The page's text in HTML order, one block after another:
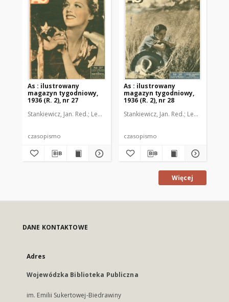
As : ilustrowany
magazyn tygodniowy,
1936 (R. 2), nr 27
Stankiewicz, Jan. Red. Leo, Juljusz. Kier. literacki Brzeski, Janusz
czasopismo
As : ilustrowany
magazyn tygodniowy,
1936 (R. 2), nr 28
Stankiewicz, Jan. Red. Leo, Juljusz.
czasopismo
Więcej
DANE KONTAKTOWE
Adres
Wojewódzka Biblioteka Publiczna
im. Emilii Sukertowej-Biedrawiny